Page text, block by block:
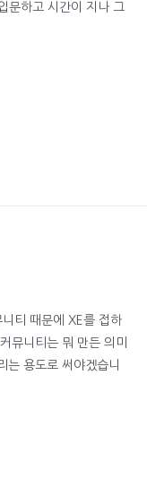
문하고 시간이 지나 그
티 때문에 XE를 접하
뮤니티는 뭐 만든 의미
는 용도로 써야겠습니